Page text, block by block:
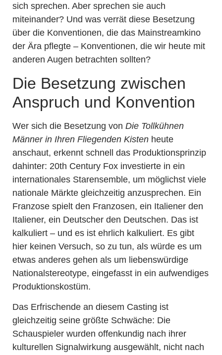
sich sprechen. Aber sprechen sie auch
miteinander? Und was verrät diese Besetzung
über die Konventionen, die das Mainstreamkino
der Ära pflegte – Konventionen, die wir heute mit
anderen Augen betrachten sollten?
Die Besetzung zwischen
Anspruch und Konvention
Wer sich die Besetzung von Die Tollkühnen
Männer in Ihren Fliegenden Kisten heute
anschaut, erkennt schnell das Produktionsprinzip
dahinter: 20th Century Fox investierte in ein
internationales Starensemble, um möglichst viele
nationale Märkte gleichzeitig anzusprechen. Ein
Franzose spielt den Franzosen, ein Italiener den
Italiener, ein Deutscher den Deutschen. Das ist
kalkuliert – und es ist ehrlich kalkuliert. Es gibt
hier keinen Versuch, so zu tun, als würde es um
etwas anderes gehen als um liebenswürdige
Nationalstereotype, eingefasst in ein aufwendiges
Produktionskostüm.
Das Erfrischende an diesem Casting ist
gleichzeitig seine größte Schwäche: Die
Schauspieler wurden offenkundig nach ihrer
kulturellen Signalwirkung ausgewählt, nicht nach